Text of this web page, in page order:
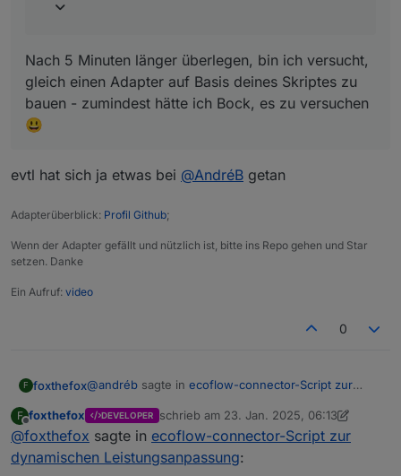
Nach 5 Minuten länger überlegen, bin ich versucht,
gleich einen Adapter auf Basis deines Skriptes zu
bauen - zumindest hätte ich Bock, es zu versuchen
😃
evtl hat sich ja etwas bei @AndréB getan
Adapterüberblick: Profil Github;
Wenn der Adapter gefällt und nützlich ist, bitte ins Repo gehen und Star
setzen. Danke
Ein Aufruf: video
0
F foxthefox@andréb sagte in ecoflow-connector-Script zur
@andréb said inecoflow-connector-Script zur
dynamischen Leistungsanpassung
evtl hat sich ja etwas bei@AndréB
F
Offline
foxthefox DEVELOPER schrieb am 23. Jan. 2025, 06:13
zuletzt editiert von foxthefox
@foxthefox sagte in ecoflow-connector-Script zur
dynamischen Leistungsanpassung: